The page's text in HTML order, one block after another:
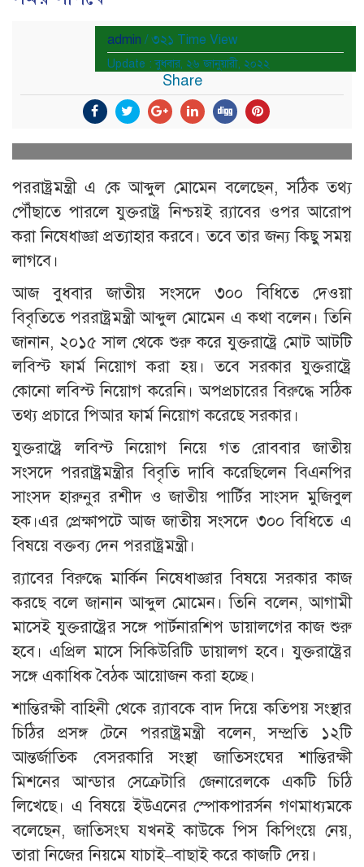
admin / ৩২১ Time View
Update : বুধবার, ২৬ জানুয়ারী, ২০২২
Share
পররাষ্ট্রমন্ত্রী এ কে আব্দুল মোমেন বলেছেন, সঠিক তথ্য
পৌঁছাতে পারলে যুক্তরাষ্ট্র নিশ্চয়ই র‍্যাবের ওপর আরোপ
করা নিষেধাজ্ঞা প্রত্যাহার করবে। তবে তার জন্য কিছু সময়
লাগবে।
আজ বুধবার জাতীয় সংসদে ৩০০ বিধিতে দেওয়া
বিবৃতিতে পররাষ্ট্রমন্ত্রী আব্দুল মোমেন এ কথা বলেন। তিনি
জানান, ২০১৫ সাল থেকে শুরু করে যুক্তরাষ্ট্রে মোট আটটি
লবিস্ট ফার্ম নিয়োগ করা হয়। তবে সরকার যুক্তরাষ্ট্রে
কোনো লবিস্ট নিয়োগ করেনি। অপপ্রচারের বিরুদ্ধে সঠিক
তথ্য প্রচারে পিআর ফার্ম নিয়োগ করেছে সরকার।
যুক্তরাষ্ট্রে লবিস্ট নিয়োগ নিয়ে গত রোববার জাতীয়
সংসদে পররাষ্ট্রমন্ত্রীর বিবৃতি দাবি করেছিলেন বিএনপির
সাংসদ হারুনুর রশীদ ও জাতীয় পার্টির সাংসদ মুজিবুল
হক।এর প্রেক্ষাপটে আজ জাতীয় সংসদে ৩০০ বিধিতে এ
বিষয়ে বক্তব্য দেন পররাষ্ট্রমন্ত্রী।
র‍্যাবের বিরুদ্ধে মার্কিন নিষেধাজ্ঞার বিষয়ে সরকার কাজ
করছে বলে জানান আব্দুল মোমেন। তিনি বলেন, আগামী
মাসেই যুক্তরাষ্ট্রের সঙ্গে পার্টনারশিপ ডায়ালগের কাজ শুরু
হবে। এপ্রিল মাসে সিকিউরিটি ডায়ালগ হবে। যুক্তরাষ্ট্রের
সঙ্গে একাধিক বৈঠক আয়োজন করা হচ্ছে।
শান্তিরক্ষী বাহিনী থেকে র‍্যাবকে বাদ দিয়ে কতিপয় সংস্থার
চিঠির প্রসঙ্গ টেনে পররাষ্ট্রমন্ত্রী বলেন, সম্প্রতি ১২টি
আন্তর্জাতিক বেসরকারি সংস্থা জাতিসংঘের শান্তিরক্ষী
মিশনের আন্ডার সেক্রেটারি জেনারেলকে একটি চিঠি
লিখেছে। এ বিষয়ে ইউএনের স্পোকপারর্সন গণমাধ্যমকে
বলেছেন, জাতিসংঘ যখনই কাউকে পিস কিপিংয়ে নেয়,
তারা নিজের নিয়মে যাচাই–বাছাই করে কাজটি দেয়।